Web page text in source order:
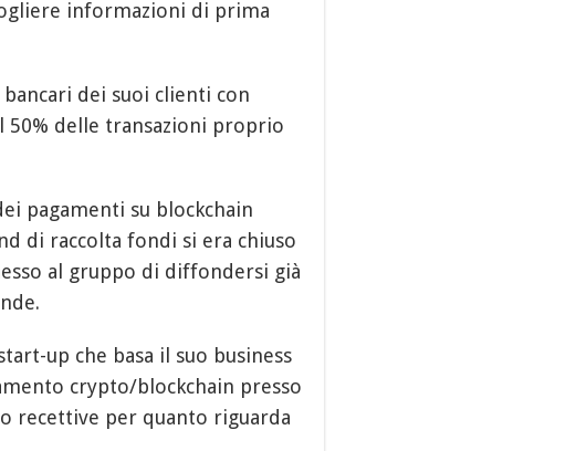
informazioni di prima
dei suoi clienti con
delle transazioni proprio
pagamenti su blockchain
di raccolta fondi si era chiuso
al gruppo di diffondersi già
up che basa il suo business
crypto/blockchain presso
recettive per quanto riguarda